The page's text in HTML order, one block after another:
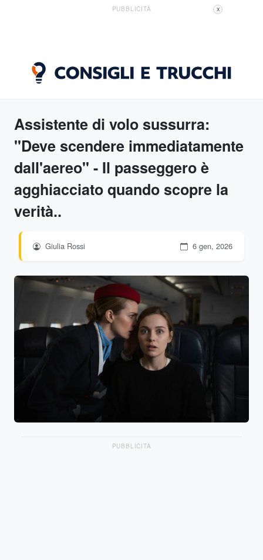
PUBBLICITÀ X
Assistente di volo sussurra:
"Deve scendere immediatamente
dall'aereo" - Il passeggero è
agghiacciato quando scopre la
verità..
Giulia Rossi 6 gen, 2026
PUBBLICITÀ